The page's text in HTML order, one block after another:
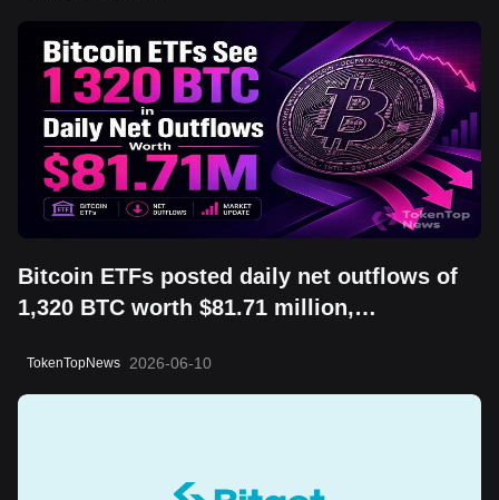
Bitcoin ETFs posted daily net outflows of
1,320 BTC worth $81.71 million,
short-term sentiment.
TokenTopNews 2026-06-10